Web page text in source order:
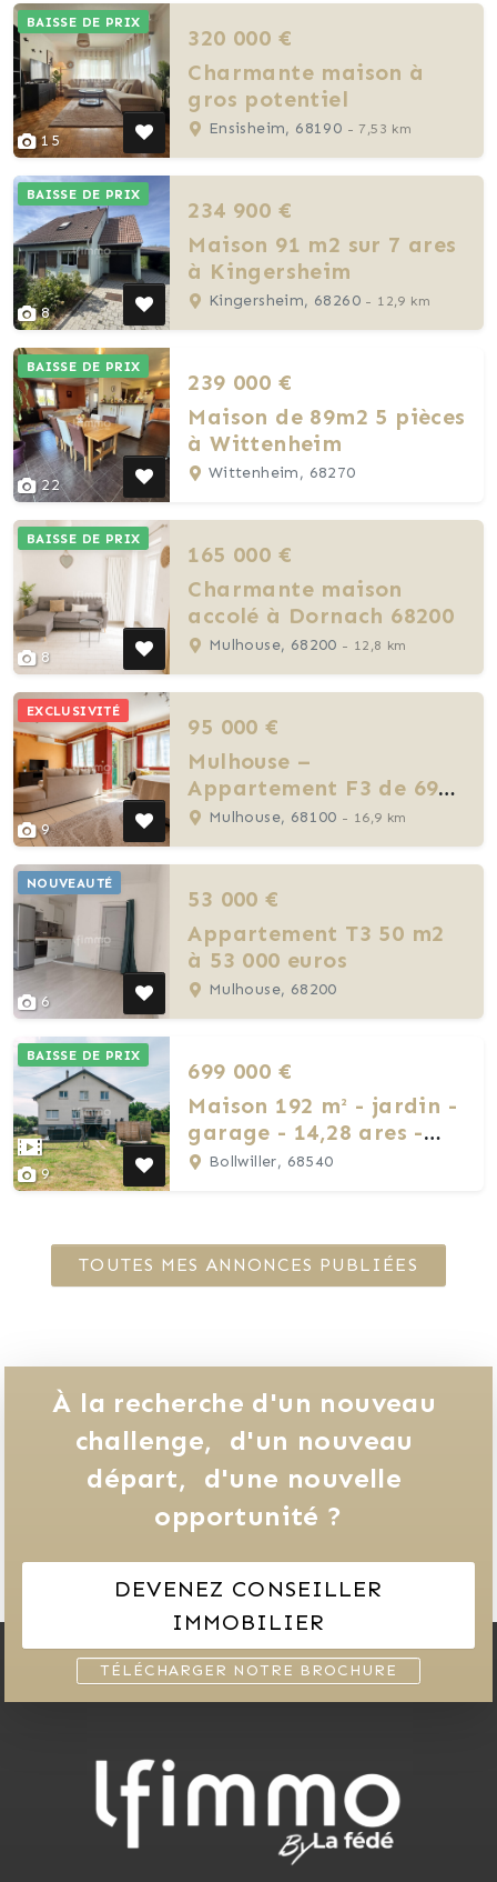
15
BAISSE DE PRIX
320 000 €
Charmante maison à
gros potentiel
Ensisheim, 68190 - 7,53 km
8
BAISSE DE PRIX
234 900 €
Maison 91 m2 sur 7 ares
à Kingersheim
Kingersheim, 68260 - 12,9 km
22
BAISSE DE PRIX
239 000 €
Maison de 89m2 5 pièces
à Wittenheim
Wittenheim, 68270
8
BAISSE DE PRIX
165 000 €
Charmante maison
accolé à Dornach 68200
Mulhouse, 68200 - 12,8 km
9
EXCLUSIVITÉ
95 000 €
Mulhouse –
Appartement F3 de 69
m²Mulhouse, 68100 - 16,9 km
6
NOUVEAUTÉ
53 000 €
Appartement T3 50 m2
à 53 000 euros
Mulhouse, 68200
9
BAISSE DE PRIX
699 000 €
Maison 192 m² - jardin -
garage - 14,28 ares -
terrain constructible
Bollwiller, 68540
TOUTES MES ANNONCES PUBLIÉES
À la recherche d'un nouveau
challenge,
d'un nouveau
départ,
d'une nouvelle
opportunité ?
DEVENEZ CONSEILLER
IMMOBILIER
TÉLÉCHARGER NOTRE BROCHURE